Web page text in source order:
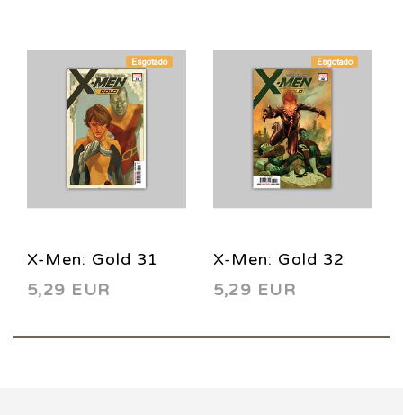
Esgotado
X-Men: Gold 31
2018
5,29 EUR
Esgotado
X-Men: Gold 32
2018
5,29 EUR